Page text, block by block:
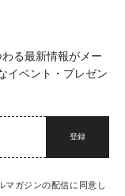
わる最新情報がメー
イベント・プレゼン
登録
マガジンの配信に同意し